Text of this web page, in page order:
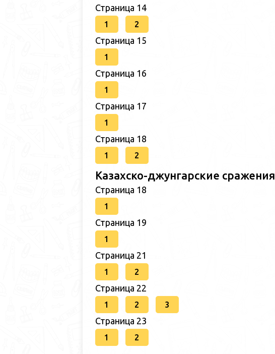
Страница 14
1 2
Страница 15
1
Страница 16
1
Страница 17
1
Страница 18
1 2
Казахско-джунгарские сражения
Страница 18
1
Страница 19
1
Страница 21
1 2
Страница 22
1 2 3
Страница 23
1 2